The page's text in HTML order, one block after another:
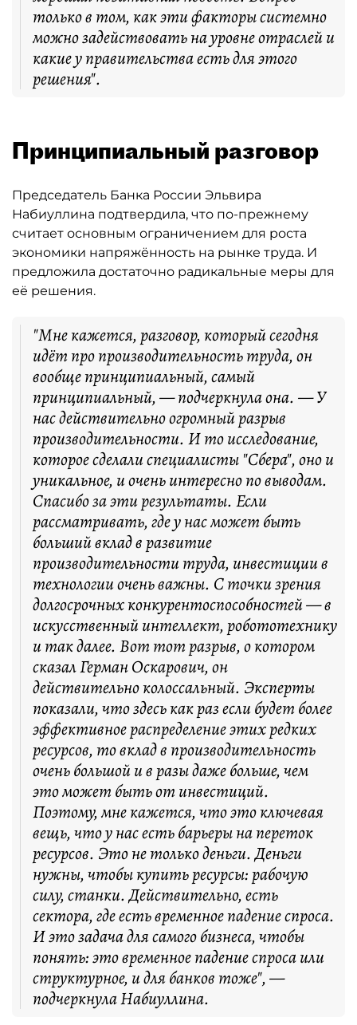
только в том, как эти факторы системно
можно задействовать на уровне отраслей и
какие у правительства есть для этого
решения".
Принципиальный разговор
Председатель Банка России Эльвира
Набиуллина подтвердила, что по-прежнему
считает основным ограничением для роста
экономики напряжённость на рынке труда. И
предложила достаточно радикальные меры для
её решения.
"Мне кажется, разговор, который сегодня
идёт про производительность труда, он
вообще принципиальный, самый
принципиальный, — подчеркнула она. — У
нас действительно огромный разрыв
производительности. И то исследование,
которое сделали специалисты "Сбера", оно и
уникальное, и очень интересно по выводам.
Спасибо за эти результаты. Если
рассматривать, где у нас может быть
больший вклад в развитие
производительности труда, инвестиции в
технологии очень важны. С точки зрения
долгосрочных конкурентоспособностей — в
искусственный интеллект, робототехнику
и так далее. Вот тот разрыв, о котором
сказал Герман Оскарович, он
действительно колоссальный. Эксперты
показали, что здесь как раз если будет более
эффективное распределение этих редких
ресурсов, то вклад в производительность
очень большой и в разы даже больше, чем
это может быть от инвестиций.
Поэтому, мне кажется, что это ключевая
вещь, что у нас есть барьеры на переток
ресурсов. Это не только деньги. Деньги
нужны, чтобы купить ресурсы: рабочую
силу, станки. Действительно, есть
сектора, где есть временное падение спроса.
И это задача для самого бизнеса, чтобы
понять: это временное падение спроса или
структурное, и для банков тоже", —
подчеркнула Набиуллина.